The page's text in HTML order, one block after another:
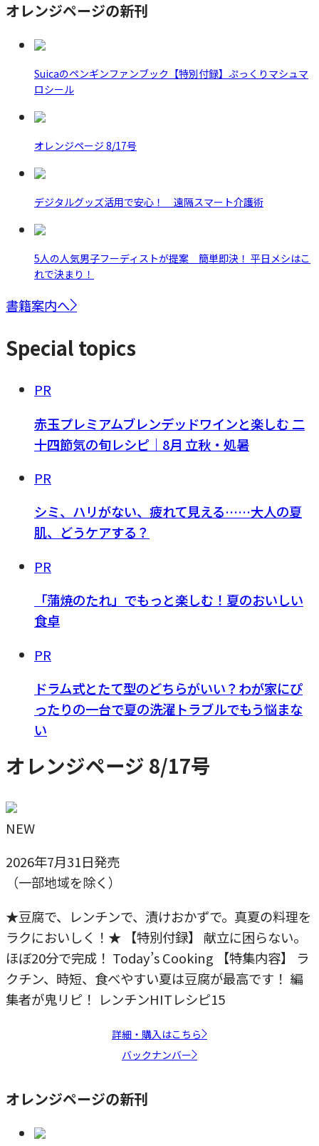
オレンジページの新刊
Suicaのペンギンファンブック【特別付録】ぷっくりマシュマ
ロシール
オレンジページ 8/17号
デジタルグッズ活用で安心！ 遠隔スマート介護術
5人の人気男子フーディストが提案 簡単即決！ 平日メシはこ
れで決まり！
書籍案内へ
Special topics
PR
赤玉プレミアムブレンデッドワインと楽しむ 二
十四節気の旬レシピ｜8月 立秋・処暑
PR
シミ、ハリがない、疲れて見える……大人の夏
肌、どうケアする？
PR
「蒲焼のたれ」でもっと楽しむ！夏のおいしい
食卓
PR
ドラム式とたて型のどちらがいい？わが家にぴ
ったりの一台で夏の洗濯トラブルでもう悩まな
い
オレンジページ 8/17号
NEW
2026年7月31日発売
（一部地域を除く）
★豆腐で、レンチンで、漬けおかずで。真夏の料理を
ラクにおいしく！★ 【特別付録】 献立に困らない。
ほぼ20分で完成！ Today’s Cooking 【特集内容】 ラ
クチン、時短、食べやすい夏は豆腐が最高です！ 編
集者が鬼リピ！ レンチンHITレシピ15
詳細・購入はこちら
バックナンバー
オレンジページの新刊